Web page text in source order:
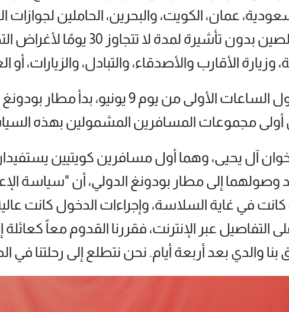
عمان، الكويت، والبحرين، الحاملين لجوازات
بدخول الصين بدون تأشيرة لمدة لا تتجاوز 30 يومًا
وزيارة الأقارب والأصدقاء، والتبادل، والزيارات، أو
ومع دخول الساعات الأولى من يوم 9 يونيو، بدأ
أولى مجموعات المسافرين المشمولين بهذه
آل يحيى، وهما أول مسافرين كويتيين
وصولهما إلى مطار بودونغ الدولي، أن "سياسة
كانت في غاية السلاسة، وإجراءات الدخول كانت
التفاصيل عبر الإنترنت، فقررنا القدوم معاً
بنا والدي بعد أربعة أيام. نحن نتطلع إلى رحلتنا